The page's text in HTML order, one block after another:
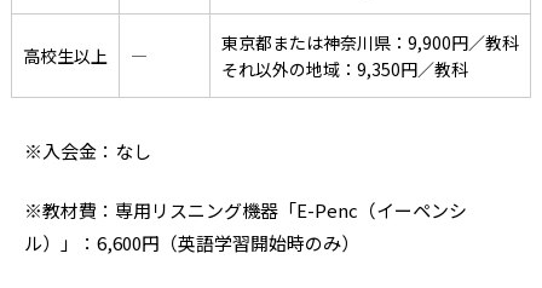
高校生以上 ―
東京都または神奈川県：9,900円／教科
それ以外の地域：9,350円／教科
※入会金：なし
※教材費：専用リスニング機器「E-Penc（イーペンシ
ル）」：6,600円（英語学習開始時のみ）